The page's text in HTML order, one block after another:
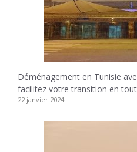
Déménagement en Tunisie
facilitez votre transition en
22 janvier 2024